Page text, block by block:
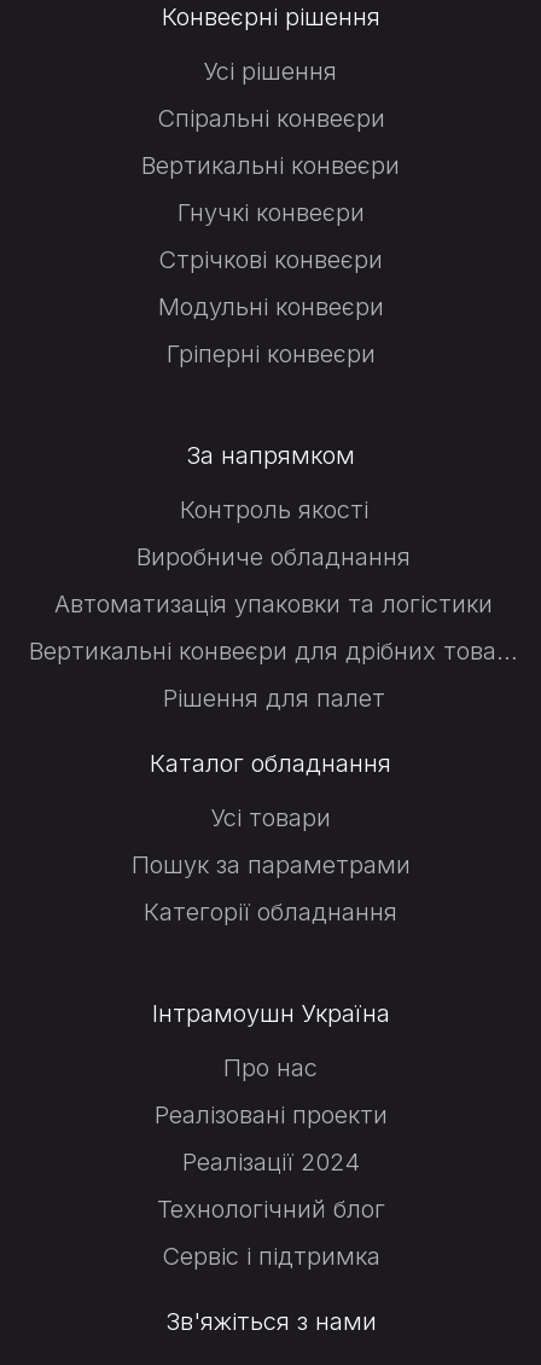
Конвеєрні рішення
Усі рішення
Спіральні конвеєри
Вертикальні конвеєри
Гнучкі конвеєри
Стрічкові конвеєри
Модульні конвеєри
Гріперні конвеєри
За напрямком
Контроль якості
Виробниче обладнання
Автоматизація упаковки та логістики
Вертикальні конвеєри для дрібних товарів
Рішення для палет
Каталог обладнання
Усі товари
Пошук за параметрами
Категорії обладнання
Інтрамоушн Україна
Про нас
Реалізовані проекти
Реалізації 2024
Технологічний блог
Сервіс і підтримка
Зв'яжіться з нами